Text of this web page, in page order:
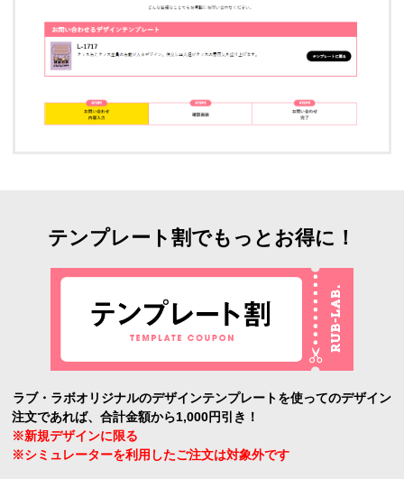
テンプレート割でもっとお得に！
ラブ・ラボオリジナルのデザインテンプレートを使ってのデザイン
注文であれば、合計金額から1,000円引き！
※新規デザインに限る
※シミュレーターを利用したご注文は対象外です